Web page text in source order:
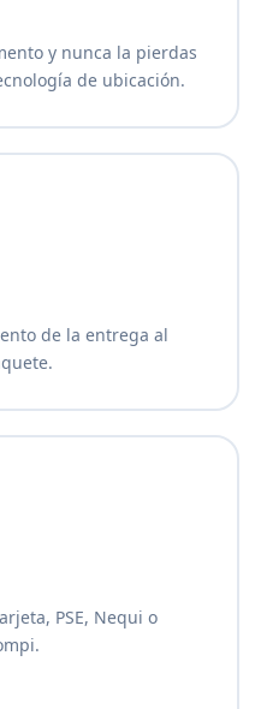
y nunca la pierdas
de ubicación.
de la entrega al
PSE, Nequi o